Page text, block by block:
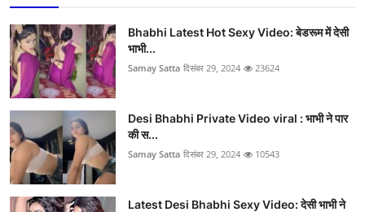
Bhabhi Latest Hot Sexy Video: बेडरूम में देसी
भाभी...
Samay Satta दिसंबर 29, 2024 23624
Desi Bhabhi Private Video viral : भाभी ने पार
की स...
Samay Satta दिसंबर 29, 2024 10543
Latest Desi Bhabhi Sexy Video: देसी भाभी ने